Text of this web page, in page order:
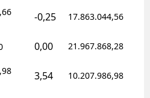
-0,25 17.863.044,56
0,00 21.967.868,28
3,54 10.207.986,98